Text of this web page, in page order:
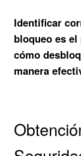
Identificar
bloqueo es
cómo
manera